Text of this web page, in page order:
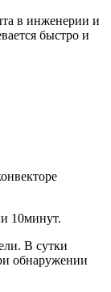
в инженерии и
быстро и
10минут.
В сутки
обнаружении